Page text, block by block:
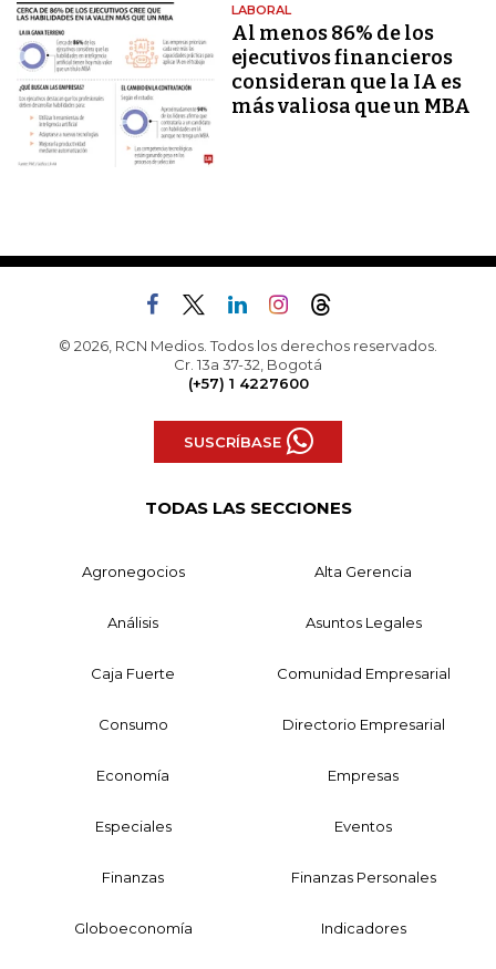
LABORAL
Al menos 86% de los
ejecutivos financieros
consideran que la IA es
más valiosa que un MBA
© 2026, RCN Medios. Todos los derechos reservados.
Cr. 13a 37-32, Bogotá
(+57) 1 4227600
SUSCRÍBASE
TODAS LAS SECCIONES
Agronegocios Alta Gerencia
Análisis Asuntos Legales
Caja Fuerte Comunidad Empresarial
Consumo Directorio Empresarial
Economía Empresas
Especiales Eventos
Finanzas Finanzas Personales
Globoeconomía Indicadores